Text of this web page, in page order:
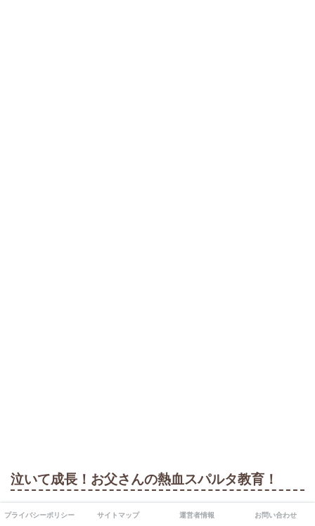
泣いて成長！お父さんの熱血スパルタ教育！
プライバシーポリシー サイトマップ 運営者情報 お問い合わせ